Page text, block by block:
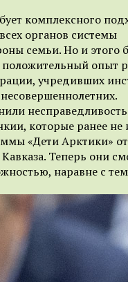
комплексного
органов системы
семьи. Но и этого
положительный опыт
учредивших
несправедливость
которые ранее не
«Дети Арктики»
Теперь они
наравне с